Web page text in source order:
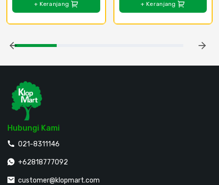
+ Keranjang + Keranjang
Hubungi Kami
021-8311146
+62818777092
customer@klopmart.com